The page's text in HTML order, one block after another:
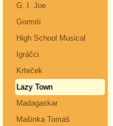
G. I. Joe
Gormiti
High School Musical
Igráčci
Krteček
Lazy Town
Madagaskar
Mašinka Tomáš